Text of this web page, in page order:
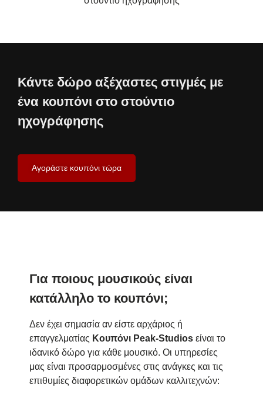
Κάντε δώρο αξέχαστες στιγμές με
ένα κουπόνι στο στούντιο
ηχογράφησης
Αγοράστε κουπόνι τώρα
Για ποιους μουσικούς είναι
κατάλληλο το κουπόνι;
Δεν έχει σημασία αν είστε αρχάριος ή
επαγγελματίας Κουπόνι Peak-Studios είναι το
ιδανικό δώρο για κάθε μουσικό. Οι υπηρεσίες
μας είναι προσαρμοσμένες στις ανάγκες και τις
επιθυμίες διαφορετικών ομάδων καλλιτεχνών: